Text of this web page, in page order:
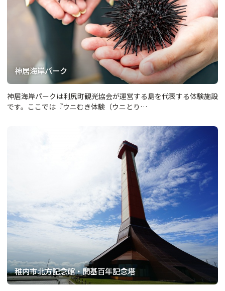
神居海岸パーク
神居海岸パークは利尻町観光協会が運営する島を代表する体験施設
です。ここでは『ウニむき体験（ウニとり…
稚内市北方記念館・開基百年記念塔